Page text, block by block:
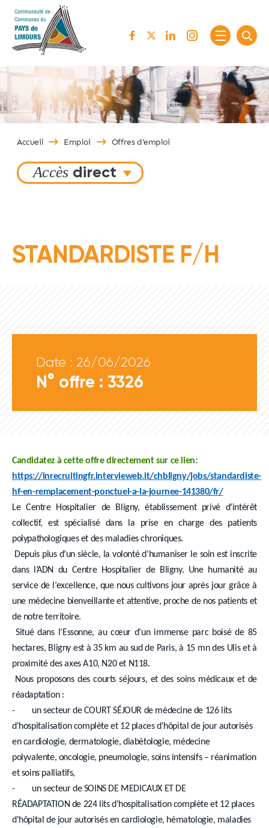
Passer au contenu
Accueil Emploi Offres d'emploi
Accès direct
STANDARDISTE F/H
Date : 26/06/2026
N° offre : 3326
Candidatez à cette offre directement sur ce lien:
https://inrecruitingfr.intervieweb.it/chbligny/jobs/standardiste-
hf-en-remplacement-ponctuel-a-la-journee-141380/fr/
Le Centre Hospitalier de Bligny, établissement privé d’intérêt
collectif, est spécialisé dans la prise en charge des patients
polypathologiques et des maladies chroniques.
Depuis plus d’un siècle, la volonté d’humaniser le soin est inscrite
dans l’ADN du Centre Hospitalier de Bligny. Une humanité au
service de l’excellence, que nous cultivons jour après jour grâce à
une médecine bienveillante et attentive, proche de nos patients et
de notre territoire.
Situé dans l’Essonne, au cœur d’un immense parc boisé de 85
hectares, Bligny est à 35 km au sud de Paris, à 15 mn des Ulis et à
proximité des axes A10, N20 et N118.
Nous proposons des courts séjours, et des soins médicaux et de
réadaptation :
- un secteur de COURT SÉJOUR de médecine de 126 lits
d'hospitalisation complète et 12 places d'hôpital de jour autorisés
en cardiologie, dermatologie, diabétologie, médecine
polyvalente, oncologie, pneumologie, soins intensifs – réanimation
et soins palliatifs,
- un secteur de SOINS DE MEDICAUX ET DE
RÉADAPTATION de 224 lits d'hospitalisation complète et 12 places
d'hôpital de jour autorisés en cardiologie, hématologie, maladies